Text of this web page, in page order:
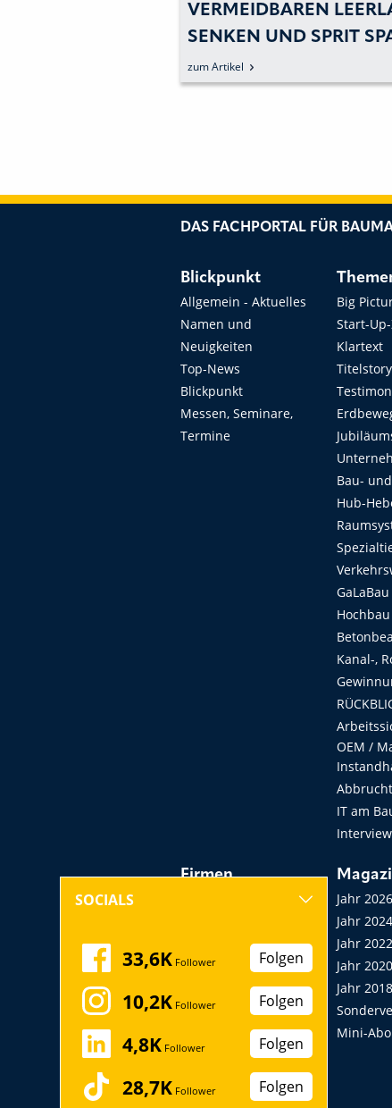
VERMEIDBAREN
SENKEN UND SPRIT
zum Artikel
DAS FACHPORTAL FÜR
Blickpunkt
Allgemein - Aktuelles
Namen und
Neuigkeiten
Top-News
Blickpunkt
Messen, Seminare,
Termine
Big
Start-
Klartext
Titelstory
Bau-
Hub-
Kanal-,
OEM /
IT am
Firmen
Messen, Seminare,
Kongresse
Startup
Jahr 2026
Jahr 2024
Jahr 2022
Jahr 2020
Jahr 2018
Mini-Abo
SOCIALS
33,6K Follower Folgen
10,2K Follower Folgen
4,8K Follower Folgen
28,7K Follower Folgen